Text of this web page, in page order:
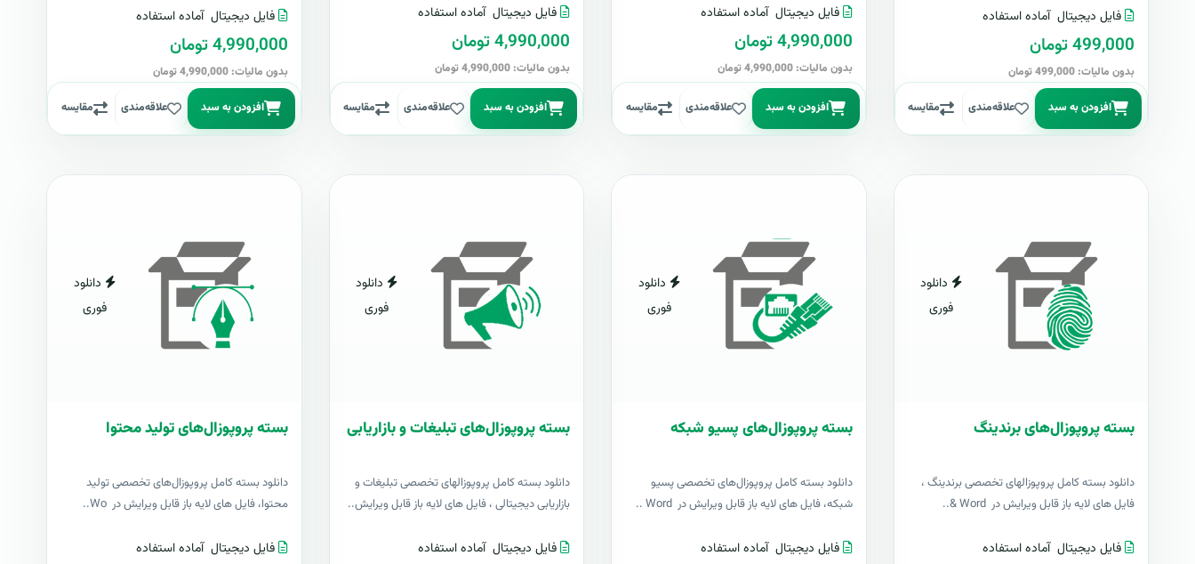
فایل دیجیتال آماده استفاده
499,000 تومان
بدون مالیات: 499,000 تومان
افزودن به سبد علاقه‌مندی مقایسه
فایل دیجیتال آماده استفاده
4,990,000 تومان
بدون مالیات: 4,990,000 تومان
افزودن به سبد علاقه‌مندی مقایسه
فایل دیجیتال آماده استفاده
4,990,000 تومان
بدون مالیات: 4,990,000 تومان
افزودن به سبد علاقه‌مندی مقایسه
فایل دیجیتال آماده استفاده
4,990,000 تومان
بدون مالیات: 4,990,000 تومان
افزودن به سبد علاقه‌مندی مقایسه
دانلود
فوری
بسته پروپوزال‌های برندینگ
دانلود بسته کامل پروپوزالهای تخصصی برندینگ ،
فایل های لایه باز قابل ویرایش در Word &..
فایل دیجیتال آماده استفاده
دانلود
فوری
بسته پروپوزال‌های پسیو شبکه
دانلود بسته کامل پروپوزال‌های تخصصی پسیو
شبکه، فایل های لایه باز قابل ویرایش در Word ..
فایل دیجیتال آماده استفاده
دانلود
فوری
بسته پروپوزال‌های تبلیغات و بازاریابی
دانلود بسته کامل پروپوزالهای تخصصی تبلیغات و
بازاریابی دیجیتالی ، فایل های لایه باز قابل ویرایش..
فایل دیجیتال آماده استفاده
دانلود
فوری
بسته پروپوزال‌های تولید محتوا
دانلود بسته کامل پروپوزال‌های تخصصی تولید
محتوا، فایل های لایه باز قابل ویرایش در Wo..
فایل دیجیتال آماده استفاده